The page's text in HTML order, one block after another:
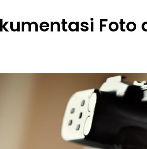
Foto